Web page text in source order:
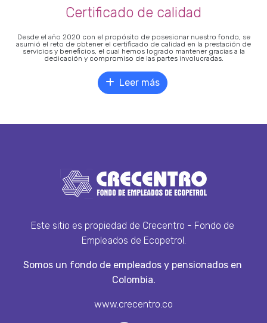
Certificado de calidad
Desde el año 2020 con el propósito de posesionar nuestro fondo, se
asumió el reto de obtener el certificado de calidad en la prestación de
servicios y beneficios, el cual hemos logrado mantener gracias a la
dedicación y compromiso de las partes involucradas.
Leer más
Este sitio es propiedad de Crecentro - Fondo de
Empleados de Ecopetrol.
Somos un fondo de empleados y pensionados en
Colombia.
www.crecentro.co